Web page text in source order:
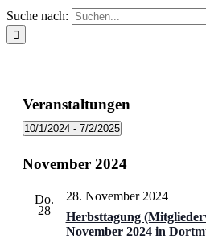
Suche nach:
Veranstaltungen
10/1/2024 - 7/2/2025
wählen.
November 2024
Do.
28
Herbsttagung
November 2024 in
28. November 2024